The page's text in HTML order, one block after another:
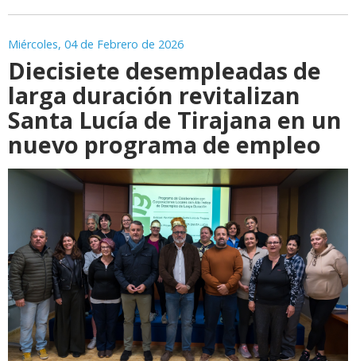
Miércoles, 04 de Febrero de 2026
Diecisiete desempleadas de
larga duración revitalizan
Santa Lucía de Tirajana en un
nuevo programa de empleo